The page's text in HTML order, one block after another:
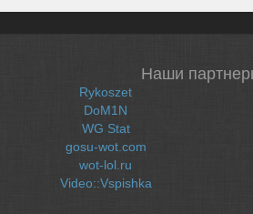
Наши
Rykoszet
DoM1N
WG Stat
gosu-wot.com
wot-lol.ru
Video::Vspishka